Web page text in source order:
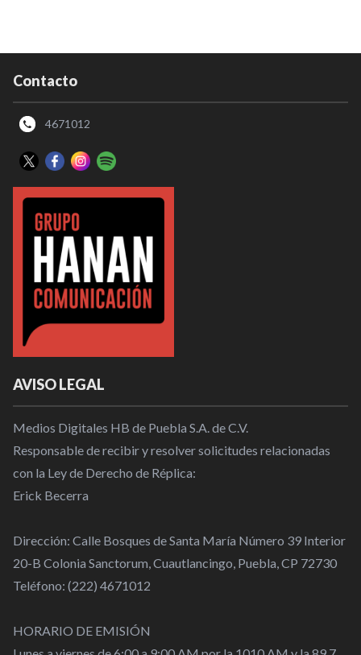
Contacto
4671012
AVISO LEGAL
Medios Digitales HB de Puebla S.A. de C.V.
Responsable de recibir y resolver solicitudes relacionadas
con la Ley de Derecho de Réplica:
Erick Becerra
Dirección: Calle Bosques de Santa María Número 39 Interior
20-B Colonia Sanctorum, Cuautlancingo, Puebla, CP 72730
Teléfono: (222) 4671012
HORARIO DE EMISIÓN